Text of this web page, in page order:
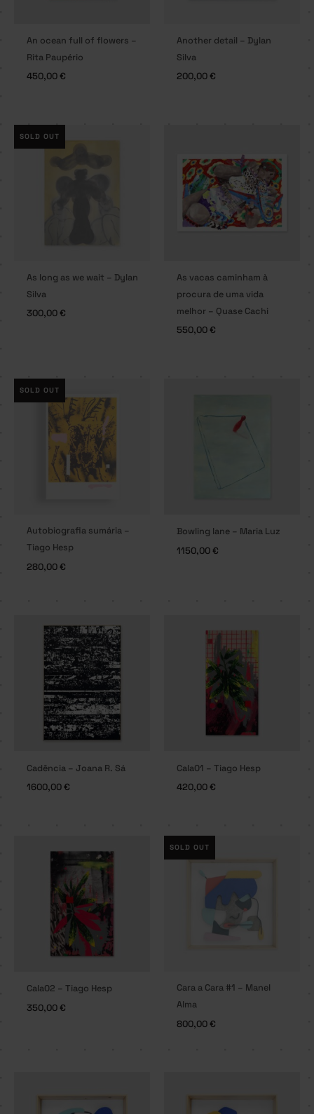
An ocean full of flowers –
Rita Paupério
450,00€
Another detail – Dylan
Silva
200,00€
SOLD OUT
As long as we wait – Dylan
Silva
300,00€
As vacas caminham à
procura de uma vida
melhor – Quase Cachi
550,00€
SOLD OUT
Autobiografia sumária –
Tiago Hesp
280,00€
Bowling lane – Maria Luz
1150,00€
Cadência – Joana R. Sá
1600,00€
Cala01 – Tiago Hesp
420,00€
Cala02 – Tiago Hesp
350,00€
SOLD OUT
Cara a Cara #1 – Manel
Alma
800,00€